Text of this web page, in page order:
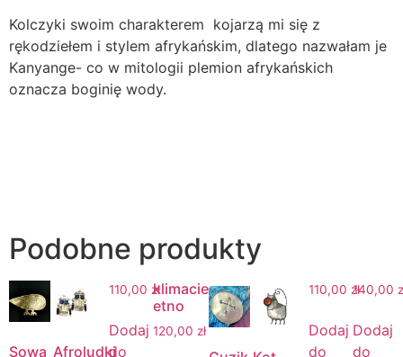
Kolczyki swoim charakterem kojarzą mi się z
rękodziełem i stylem afrykańskim, dlatego nazwałam je
Kanyange- co w mitologii plemion afrykańskich
oznacza boginię wody.
Podobne produkty
Sowa
110,00 zł
Dodaj
do
Afroludki
klimacie
etno
120,00 zł
110,00 zł
Dodaj
do
140,00
Dodaj
do